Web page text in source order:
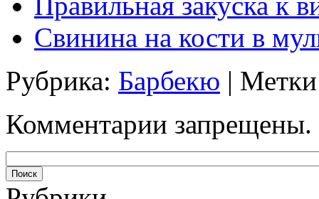
Свинина на кости в
Рубрика: Барбекю |
Комментарии запрещены.